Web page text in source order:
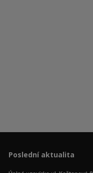
Poslední aktualita